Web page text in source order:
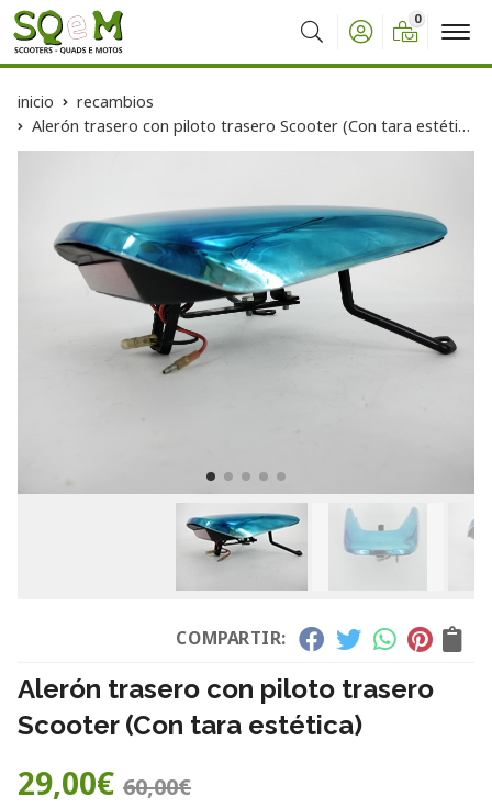
Buscar
0
inicio
recambios
Alerón trasero con piloto trasero Scooter (Con tara estética)
COMPARTIR:
Alerón trasero con piloto trasero
Scooter (Con tara estética)
29,00€ 60,00€